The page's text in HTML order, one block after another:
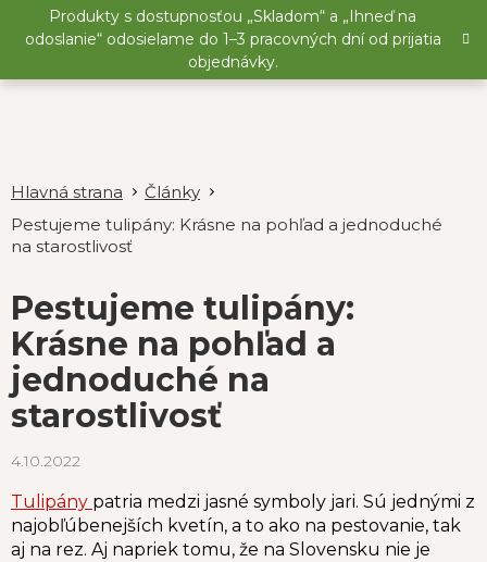
Produkty s dostupnosťou „Skladom“ a „Ihneď na
odoslanie“ odosielame do 1–3 pracovných dní od prijatia
objednávky.
Články
Pestujeme tulipány: Krásne na pohľad a jednoduché
na starostlivosť
Pestujeme tulipány:
Krásne na pohľad a
jednoduché na
starostlivosť
4.10.2022
Tulipány patria medzi jasné symboly jari. Sú jednými z
najobľúbenejších kvetín, a to ako na pestovanie, tak
aj na rez. Aj napriek tomu, že na Slovensku nie je